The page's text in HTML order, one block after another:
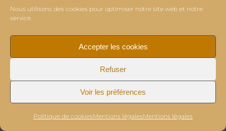
Nous utilisons des cookies pour optimiser notre site web et notre
service.
Accepter les cookies
Refuser
Voir les préférences
Politique de cookiesMentions légalesMentions légales